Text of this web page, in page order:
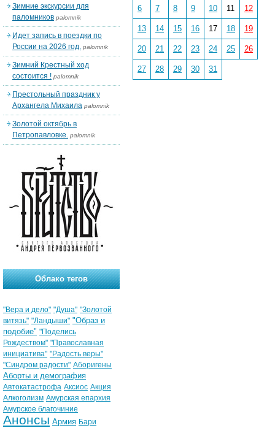
6 7 8 9 10 11 12
13 14 15 16 17 18 19
20 21 22 23 24 25 26
27 28 29 30 31
Зимние экскурсии для
паломников palomnik
Идет запись в поездки по
России на 2026 год. palomnik
Зимний Крестный ход
состоится ! palomnik
Престольный праздник у
Архангела Михаила palomnik
Золотой октябрь в
Петропавловке. palomnik
Облако тегов
"Вера и дело" "Душа" "Золотой
витязь" "Ландыши" "Образ и
подобие" "Поделись
Рождеством" "Православная
инициатива" "Радость веры"
"Синдром радости" Аборигены
Аборты и демография
Автокатастрофа Аксиос Акция
Алкоголизм Амурская епархия
Амурское благочиние
Анонсы Армия Бари